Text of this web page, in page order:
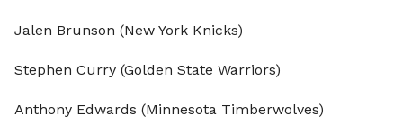
Jalen Brunson (New York Knicks)
Stephen Curry (Golden State Warriors)
Anthony Edwards (Minnesota Timberwolves)